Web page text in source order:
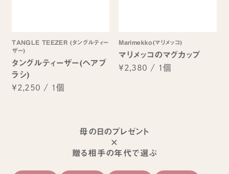
TANGLE TEEZER (タングルティー
ザー)
タングルティーザー(ヘアブ
ラシ)
¥2,250 / 1個
Marimekko(マリメッコ)
マリメッコのマグカップ
¥2,380 / 1個
母の日のプレゼント
×
贈る相手の年代で選ぶ